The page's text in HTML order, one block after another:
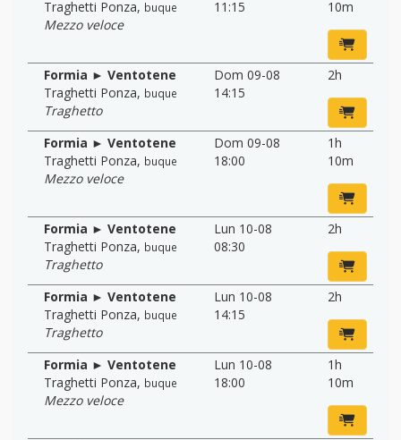
Traghetti Ponza, buque
Mezzo veloce
11:15
10m
Formia ► Ventotene
Traghetti Ponza, buque
Traghetto
Dom 09-08
14:15
2h
Formia ► Ventotene
Traghetti Ponza, buque
Mezzo veloce
Dom 09-08
18:00
1h
10m
Formia ► Ventotene
Traghetti Ponza, buque
Traghetto
Lun 10-08
08:30
2h
Formia ► Ventotene
Traghetti Ponza, buque
Traghetto
Lun 10-08
14:15
2h
Formia ► Ventotene
Traghetti Ponza, buque
Mezzo veloce
Lun 10-08
18:00
1h
10m